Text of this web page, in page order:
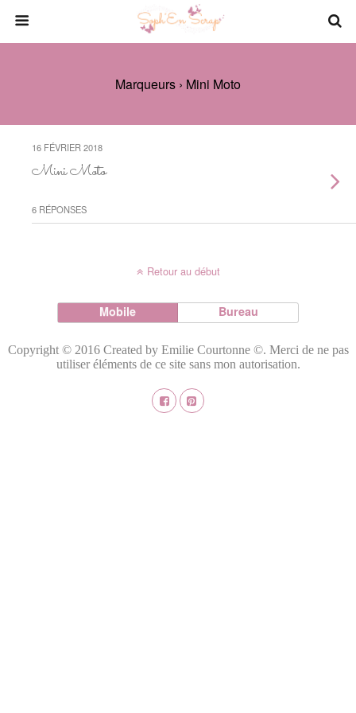
Marqueurs › Mini Moto
16 FÉVRIER 2018
Mini Moto
6 RÉPONSES
Retour au début
Mobile Bureau
Copyright © 2016 Created by Emilie Courtonne ©. Merci de ne pas
utiliser éléments de ce site sans mon autorisation.